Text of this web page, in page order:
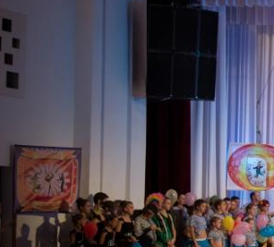
Приветствие Новости
ОТЧЕТЫ ГКЦ